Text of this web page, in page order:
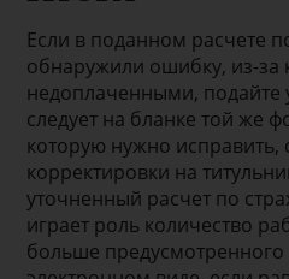
Если в поданном расчете
обнаружили ошибку, из-за
недоплаченными, подайте
следует на бланке той же
которую нужно исправить,
корректировки на
уточненный расчет по
играет роль количество
больше